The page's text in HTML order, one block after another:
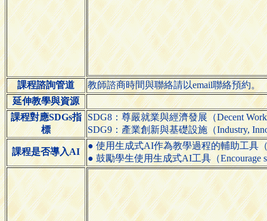
課程諮詢管道
教師諮商時間與聯絡請以email聯絡預約。
延伸教學與資源
課程對應SDGs指
標
SDG8：尊嚴就業與經濟發展（Decent
SDG9：產業創新與基礎設施（Industry,
課程是否導入AI
● 使用生成式AI作為教學過程的輔助工具（
● 鼓勵學生使用生成式AI工具（Encourage